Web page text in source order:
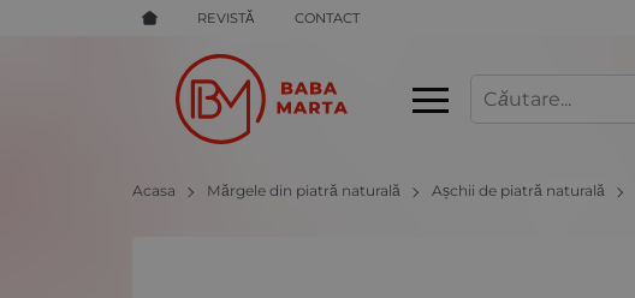
REVISTĂ CONTACT
Acasa Mărgele din piatră naturală Așchii de piatră naturală